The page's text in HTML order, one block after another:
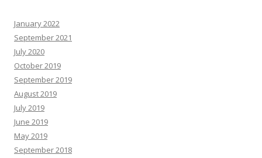
January 2022
September 2021
July 2020
October 2019
September 2019
August 2019
July 2019
June 2019
May 2019
September 2018